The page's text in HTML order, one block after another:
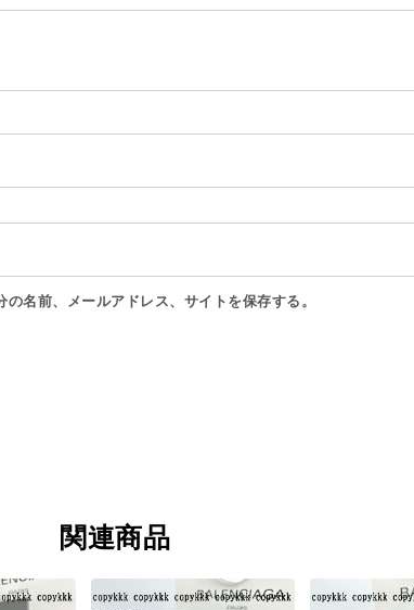
名前、メールアドレス、サイトを保存する。
関連商品